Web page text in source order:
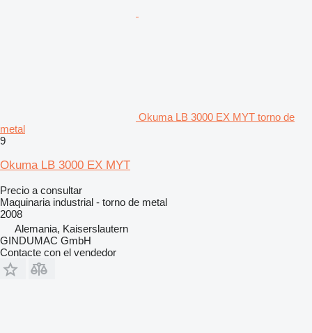
Okuma LB 3000 EX MYT torno de
metal
9
Okuma LB 3000 EX MYT
Precio a consultar
Maquinaria industrial - torno de metal
2008
Alemania, Kaiserslautern
GINDUMAC GmbH
Contacte con el vendedor